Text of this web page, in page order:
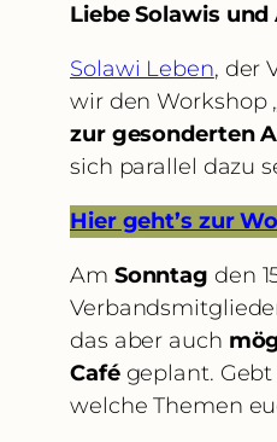
Liebe Solawis
Solawi Leben, der
wir den Workshop
zur gesonderten
sich parallel dazu
Hier geht’s zur
Am Sonntag den
das aber auch
Cafégeplant. Gebt
welche Themen